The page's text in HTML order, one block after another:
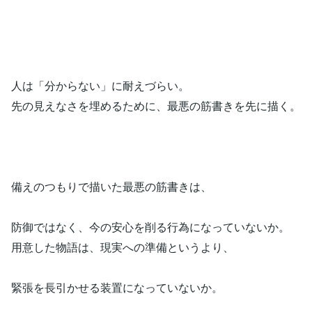
人は「分からない」に耐えづらい。
先の見えなさを埋めるために、最悪の筋書きを先に描く。
備えのつもりで描いた最悪の筋書きは、
防御ではなく、今の安心を削る行為になっていないか。
用意した物語は、現実への準備というより、
緊張を長引かせる装置になっていないか。